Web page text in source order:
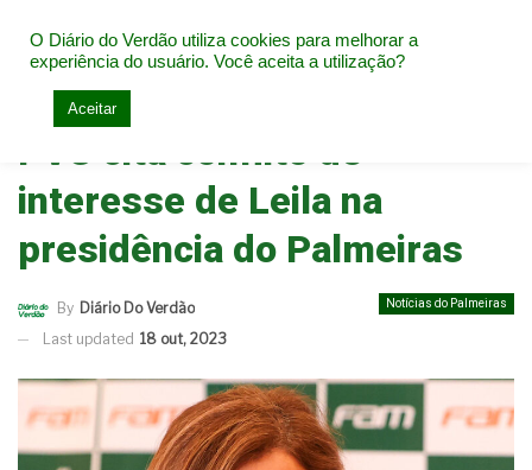
Home Notícias do Palmeiras
PVC cita conflito de
interesse de Leila na
presidência do Palmeiras
Notícias do Palmeiras
By Diário Do Verdão
Last updated 18 out, 2023
O Diário do Verdão utiliza cookies para melhorar a
experiência do usuário. Você aceita a utilização?
Aceitar